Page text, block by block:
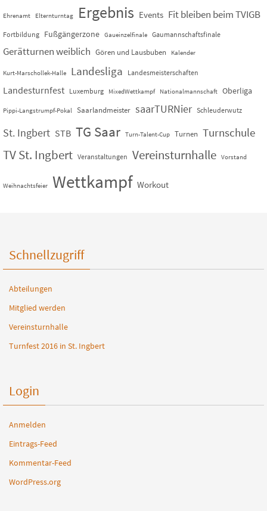
Ehrenamt Elternturntag Ergebnis Events Fit bleiben beim TVIGB
Fortbildung Fußgängerzone Gaueinzelfinale Gaumannschaftsfinale
Gerätturnen weiblich Gören und Lausbuben Kalender
Kurt-Marschollek-Halle Landesliga Landesmeisterschaften
Landesturnfest Luxemburg MixedWettkampf Nationalmannschaft Oberliga
Pippi-Langstrumpf-Pokal Saarlandmeister saarTURNier Schleuderwutz
St. Ingbert STB TG Saar Turn-Talent-Cup Turnen Turnschule
TV St. Ingbert Veranstaltungen Vereinsturnhalle Vorstand
Weihnachtsfeier Wettkampf Workout
Schnellzugriff
Abteilungen
Mitglied werden
Vereinsturnhalle
Turnfest 2016 in St. Ingbert
Login
Anmelden
Eintrags-Feed
Kommentar-Feed
WordPress.org